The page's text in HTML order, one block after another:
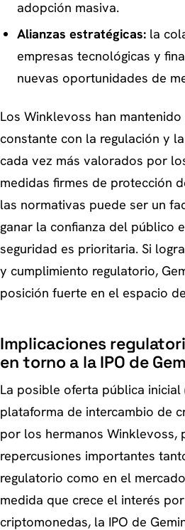
adopción masiva.
Alianzas estratégicas:la
empresas tecnológicas y
nuevas oportunidades de
Los Winklevoss han
constante con la regulación y
cada vez más valorados por
medidas firmes de protección
las normativas puede ser un
ganar la confianza del público
seguridad es prioritaria. Si
y cumplimiento regulatorio,
posición fuerte en el espacio
Implicaciones
en torno a la IPO de
La posible oferta pública inicial
plataforma de intercambio de
por los hermanos Winklevoss,
repercusiones importantes
regulatorio como en el
medida que crece el interés
criptomonedas, la IPO de